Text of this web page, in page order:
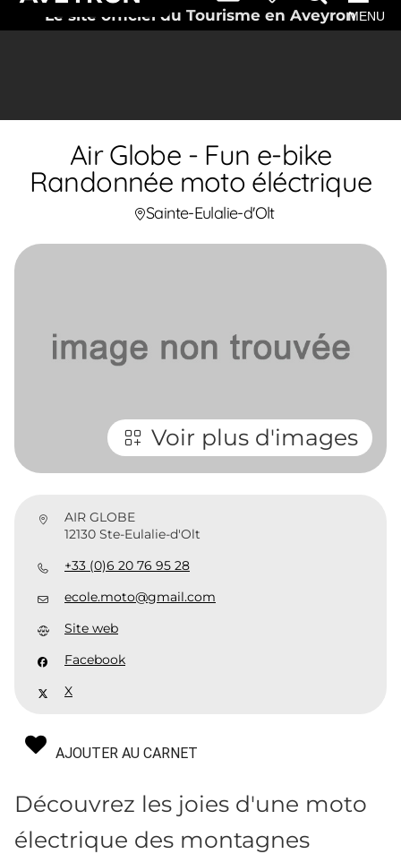
Le site officiel du Tourisme en AveyronMENU
Air Globe - Fun e-bike
Randonnée moto éléctrique
Sainte-Eulalie-d'Olt
Voir plus d'images
AIR GLOBE
12130 Ste-Eulalie-d'Olt
+33 (0)6 20 76 95 28
ecole.moto@gmail.com
Site web
Facebook
X
AJOUTER AU CARNET
Découvrez les joies d'une moto
électrique des montagnes